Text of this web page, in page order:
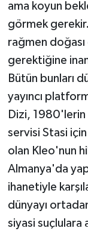
ama koyun
görmek
rağmen
gerektiğine
Bütün bunları
yayıncı
Dizi, 1980'lerin
servisi Stasi
olan Kleo'nun
Almanya'da
ihanetiyle
dünyayı
siyasi suçlulara